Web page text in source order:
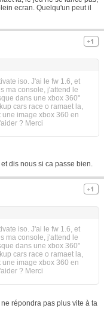
ecran. Quelqu'un peut il
iso. J'ai le fw 1.6, et
ma console, j'attend le
dans une xbox 360"
cars race o ramaet la,
image xbox 360 en
? Merci
dis nous si ca passe bien.
iso. J'ai le fw 1.6, et
ma console, j'attend le
dans une xbox 360"
cars race o ramaet la,
image xbox 360 en
? Merci
répondra pas plus vite à ta